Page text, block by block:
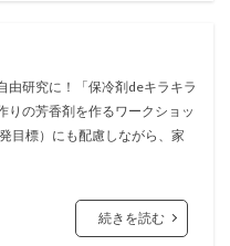
由研究に！「保冷剤deキラキラ
りの芳香剤を作るワークショッ
目標）にも配慮しながら、家
続きを読む